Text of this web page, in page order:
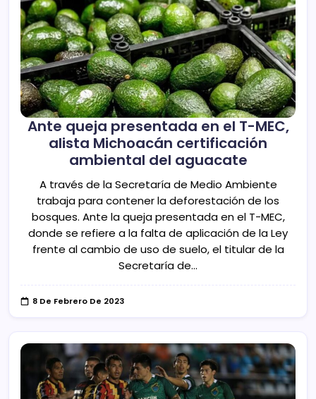
Ante queja presentada en el T-MEC,
alista Michoacán certificación
ambiental del aguacate
A través de la Secretaría de Medio Ambiente
trabaja para contener la deforestación de los
bosques. Ante la queja presentada en el T-MEC,
donde se refiere a la falta de aplicación de la Ley
frente al cambio de uso de suelo, el titular de la
Secretaría de…
8 De Febrero De 2023